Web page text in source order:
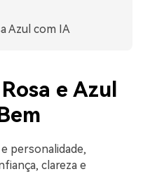
Azul com IA
e Azul
personalidade,
clareza e